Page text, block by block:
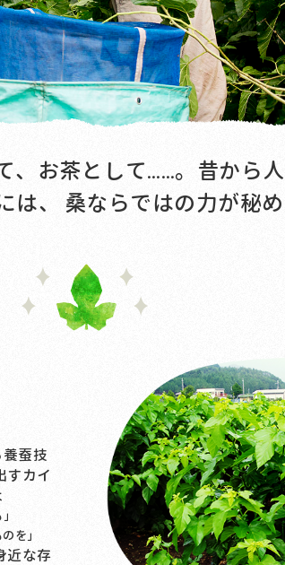
、お茶として……。 昔から
は、
桑ならではの力が秘
蚕技
すカイ
を」
近な存